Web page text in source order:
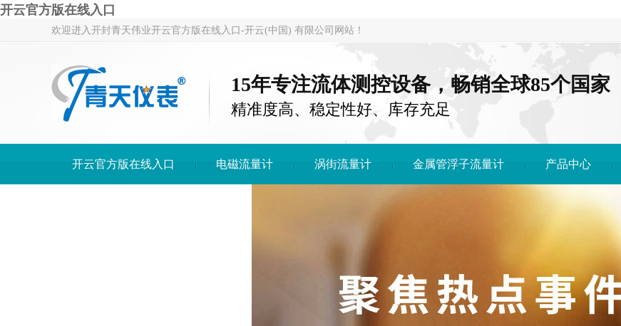
开云官方版在线入口
欢迎进入开封青天伟业开云官方版在线入口-开云(中国) 有限公司网站！
15年专注流体测控设备，畅销全球85个国家
精准度高、稳定性好、库存充足
开云官方版在线入口 电磁流量计 涡街流量计 金属管浮子流量计 产品中心